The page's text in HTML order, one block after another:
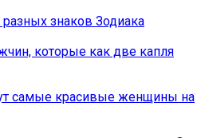
знаков Зодиака
которые как две капля
самые красивые женщины на